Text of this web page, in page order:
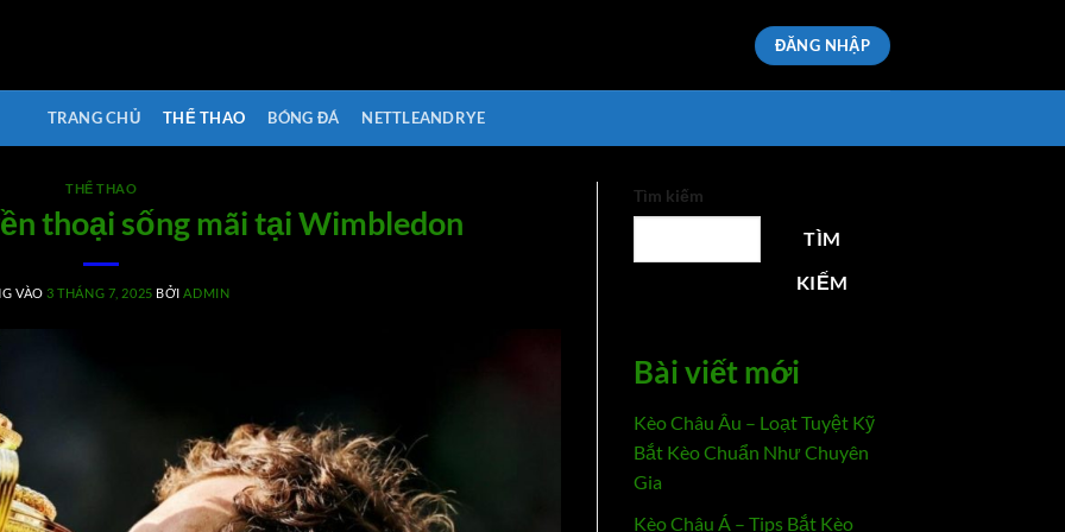
ĐĂNG NHẬP
TRANG CHỦ THỂ THAO BÓNG ĐÁ NETTLEANDRYE
THỂ THAO
thoại sống mãi tại Wimbledon
VÀO 3 THÁNG 7, 2025 BỞI ADMIN
Tìm kiếm
TÌM
KIẾM
Bài viết mới
Kèo Châu Âu – Loạt Tuyệt Kỹ
Bắt Kèo Chuẩn Như Chuyên
Gia
Kèo Châu Á – Tips Bắt Kèo